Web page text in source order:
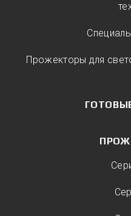
Прожекторы для